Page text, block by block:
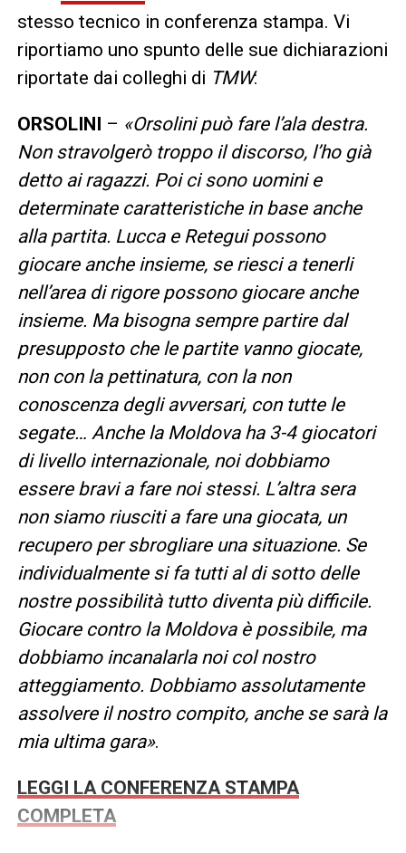
stesso tecnico in conferenza stampa. Vi
riportiamo uno spunto delle sue dichiarazioni
riportate dai colleghi di TMW:
ORSOLINI – «Orsolini può fare l’ala destra.
Non stravolgerò troppo il discorso, l’ho già
detto ai ragazzi. Poi ci sono uomini e
determinate caratteristiche in base anche
alla partita. Lucca e Retegui possono
giocare anche insieme, se riesci a tenerli
nell’area di rigore possono giocare anche
insieme. Ma bisogna sempre partire dal
presupposto che le partite vanno giocate,
non con la pettinatura, con la non
conoscenza degli avversari, con tutte le
segate… Anche la Moldova ha 3-4 giocatori
di livello internazionale, noi dobbiamo
essere bravi a fare noi stessi. L’altra sera
non siamo riusciti a fare una giocata, un
recupero per sbrogliare una situazione. Se
individualmente si fa tutti al di sotto delle
nostre possibilità tutto diventa più difficile.
Giocare contro la Moldova è possibile, ma
dobbiamo incanalarla noi col nostro
atteggiamento. Dobbiamo assolutamente
assolvere il nostro compito, anche se sarà la
mia ultima gara».
LEGGI LA CONFERENZA STAMPA
COMPLETA